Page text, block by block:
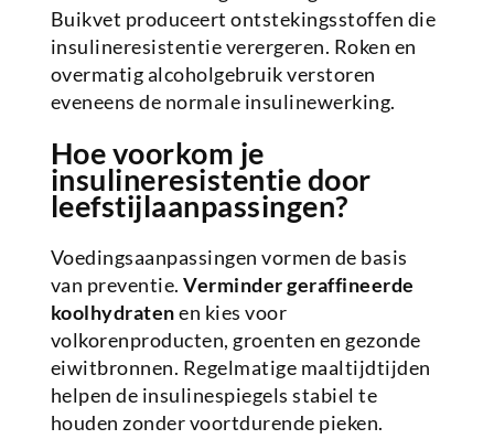
Buikvet produceert ontstekingsstoffen die
insulineresistentie verergeren. Roken en
overmatig alcoholgebruik verstoren
eveneens de normale insulinewerking.
Hoe voorkom je
insulineresistentie door
leefstijlaanpassingen?
Voedingsaanpassingen vormen de basis
van preventie.Verminder geraffineerde
koolhydratenen kies voor
volkorenproducten, groenten en gezonde
eiwitbronnen. Regelmatige maaltijdtijden
helpen de insulinespiegels stabiel te
houden zonder voortdurende pieken.